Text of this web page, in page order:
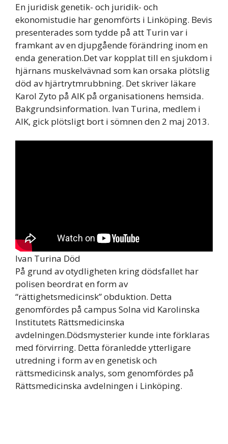
En juridisk genetik- och juridik- och
ekonomistudie har genomförts i Linköping. Bevis
presenterades som tydde på att Turin var i
framkant av en djupgående förändring inom en
enda generation.Det var kopplat till en sjukdom i
hjärnans muskelvävnad som kan orsaka plötslig
död av hjärtrytmrubbning. Det skriver läkare
Karol Zyto på AIK på organisationens hemsida.
Bakgrundsinformation. Ivan Turina, medlem i
AIK, gick plötsligt bort i sömnen den 2 maj 2013.
Ivan Turina Död
På grund av otydligheten kring dödsfallet har
polisen beordrat en form av
“rättighetsmedicinsk” obduktion. Detta
genomfördes på campus Solna vid Karolinska
Institutets Rättsmedicinska
avdelningen.Dödsmysterier kunde inte förklaras
med förvirring. Detta föranledde ytterligare
utredning i form av en genetisk och
rättsmedicinsk analys, som genomfördes på
Rättsmedicinska avdelningen i Linköping.